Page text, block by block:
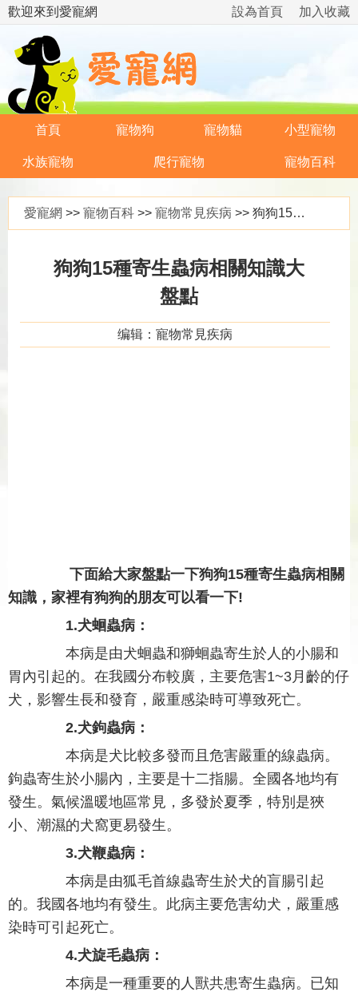
歡迎來到愛寵網 加入收藏
設為首頁
首頁 寵物狗 寵物貓 小型寵物
水族寵物 爬行寵物 寵物百科
愛寵網 >> 寵物百科 >> 寵物常見疾病 >> 狗狗15種寄生蟲病相關知識大盤點
狗狗15種寄生蟲病相關知識大
盤點
编辑：寵物常見疾病
下面給大家盤點一下狗狗15種寄生蟲病相關
知識，家裡有狗狗的朋友可以看一下!
1.犬蛔蟲病：
本病是由犬蛔蟲和獅蛔蟲寄生於人的小腸和
胃內引起的。在我國分布較廣，主要危害1~3月齡的仔
犬，影響生長和發育，嚴重感染時可導致死亡。
2.犬鉤蟲病：
本病是犬比較多發而且危害嚴重的線蟲病。
鉤蟲寄生於小腸內，主要是十二指腸。全國各地均有
發生。氣候溫暖地區常見，多發於夏季，特別是狹
小、潮濕的犬窩更易發生。
3.犬鞭蟲病：
本病是由狐毛首線蟲寄生於犬的盲腸引起
的。我國各地均有發生。此病主要危害幼犬，嚴重感
染時可引起死亡。
4.犬旋毛蟲病：
本病是一種重要的人獸共患寄生蟲病。已知